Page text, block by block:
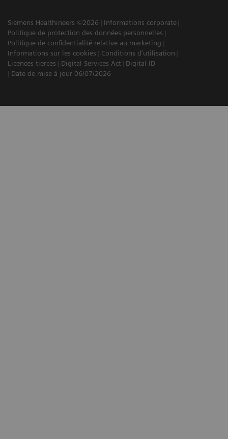
Siemens Healthineers ©2026
Informations corporate
Politique de protection des données personnelles
Politique de confidentialité relative au marketing
Informations sur les cookies
Conditions d'utilisation
Licences tierces
Digital Services Act
Digital ID
Date de mise à jour 06/07/2026